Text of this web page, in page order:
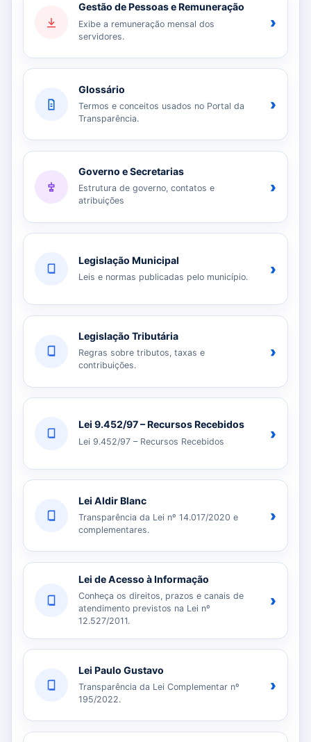
Gestão de Pessoas e Remuneração
Exibe a remuneração mensal dos
servidores.
›
Glossário
Termos e conceitos usados no Portal da
Transparência.
›
Governo e Secretarias
Estrutura de governo, contatos e
atribuições
›
Legislação Municipal
Leis e normas publicadas pelo município. ›
Legislação Tributária
Regras sobre tributos, taxas e
contribuições.
›
Lei 9.452/97 – Recursos Recebidos
Lei 9.452/97 – Recursos Recebidos ›
Lei Aldir Blanc
Transparência da Lei nº 14.017/2020 e
complementares.
›
Lei de Acesso à Informação
Conheça os direitos, prazos e canais de
atendimento previstos na Lei nº
12.527/2011.
›
Lei Paulo Gustavo
Transparência da Lei Complementar nº
195/2022.
›